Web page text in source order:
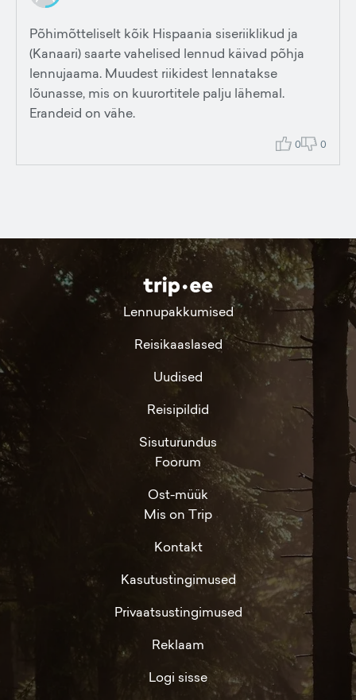
Põhimõtteliselt kõik Hispaania siseriiklikud ja
(Kanaari) saarte vahelised lennud käivad põhja
lennujaama. Muudest riikidest lennatakse
lõunasse, mis on kuurortitele palju lähemal.
Erandeid on vähe.
0 0
Lennupakkumised
Reisikaaslased
Uudised
Reisipildid
Sisuturundus
Foorum
Ost-müük
Mis on Trip
Kontakt
Kasutustingimused
Privaatsustingimused
Reklaam
Logi sisse